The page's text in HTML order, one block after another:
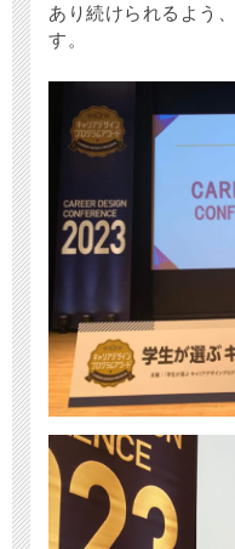
あり続けられるよう
す。